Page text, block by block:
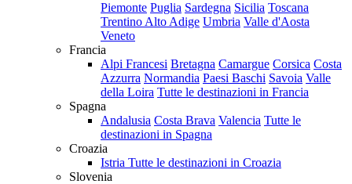
Piemonte Puglia Sardegna Sicilia Toscana
Trentino Alto Adige Umbria Valle d'Aosta
Veneto
Francia
Alpi Francesi Bretagna Camargue Corsica Costa
Azzurra Normandia Paesi Baschi Savoia Valle
della Loira Tutte le destinazioni in Francia
Spagna
Andalusia Costa Brava Valencia Tutte le
destinazioni in Spagna
Croazia
Istria Tutte le destinazioni in Croazia
Slovenia